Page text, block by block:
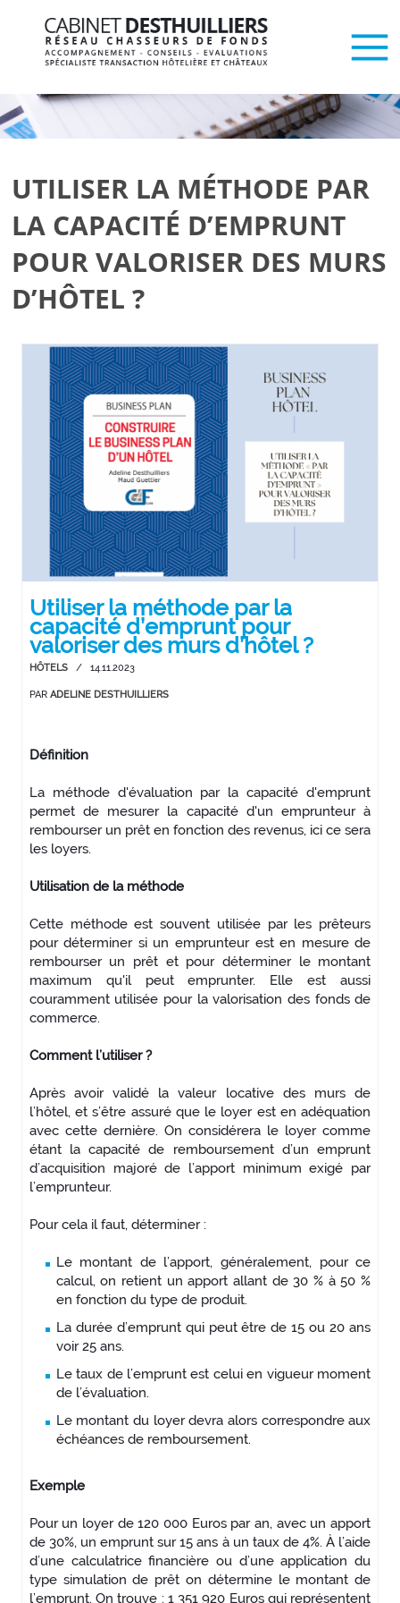
UTILISER LA MÉTHODE PAR
LA CAPACITÉ D’EMPRUNT
POUR VALORISER DES MURS
D’HÔTEL ?
Utiliser la méthode par la
capacité d’emprunt pour
valoriser des murs d’hôtel ?
HÔTELS / 14.11.2023
PAR ADELINE DESTHUILLIERS
Définition
La méthode d'évaluation par la capacité d'emprunt
permet de mesurer la capacité d'un emprunteur à
rembourser un prêt en fonction des revenus, ici ce sera
les loyers.
Utilisation de la méthode
Cette méthode est souvent utilisée par les prêteurs
pour déterminer si un emprunteur est en mesure de
rembourser un prêt et pour déterminer le montant
maximum qu'il peut emprunter. Elle est aussi
couramment utilisée pour la valorisation des fonds de
commerce.
Comment l’utiliser ?
Après avoir validé la valeur locative des murs de
l’hôtel, et s’être assuré que le loyer est en adéquation
avec cette dernière. On considérera le loyer comme
étant la capacité de remboursement d’un emprunt
d’acquisition majoré de l’apport minimum exigé par
l’emprunteur.
Pour cela il faut, déterminer :
Le montant de l’apport, généralement, pour ce
calcul, on retient un apport allant de 30 % à 50 %
en fonction du type de produit.
La durée d’emprunt qui peut être de 15 ou 20 ans
voir 25 ans.
Le taux de l’emprunt est celui en vigueur moment
de l’évaluation.
Le montant du loyer devra alors correspondre aux
échéances de remboursement.
Exemple
Pour un loyer de 120 000 Euros par an, avec un apport
de 30%, un emprunt sur 15 ans à un taux de 4%. À l’aide
d’une calculatrice financière ou d’une application du
type simulation de prêt on détermine le montant de
l’emprunt. On trouve : 1 351 920 Euros qui représentent